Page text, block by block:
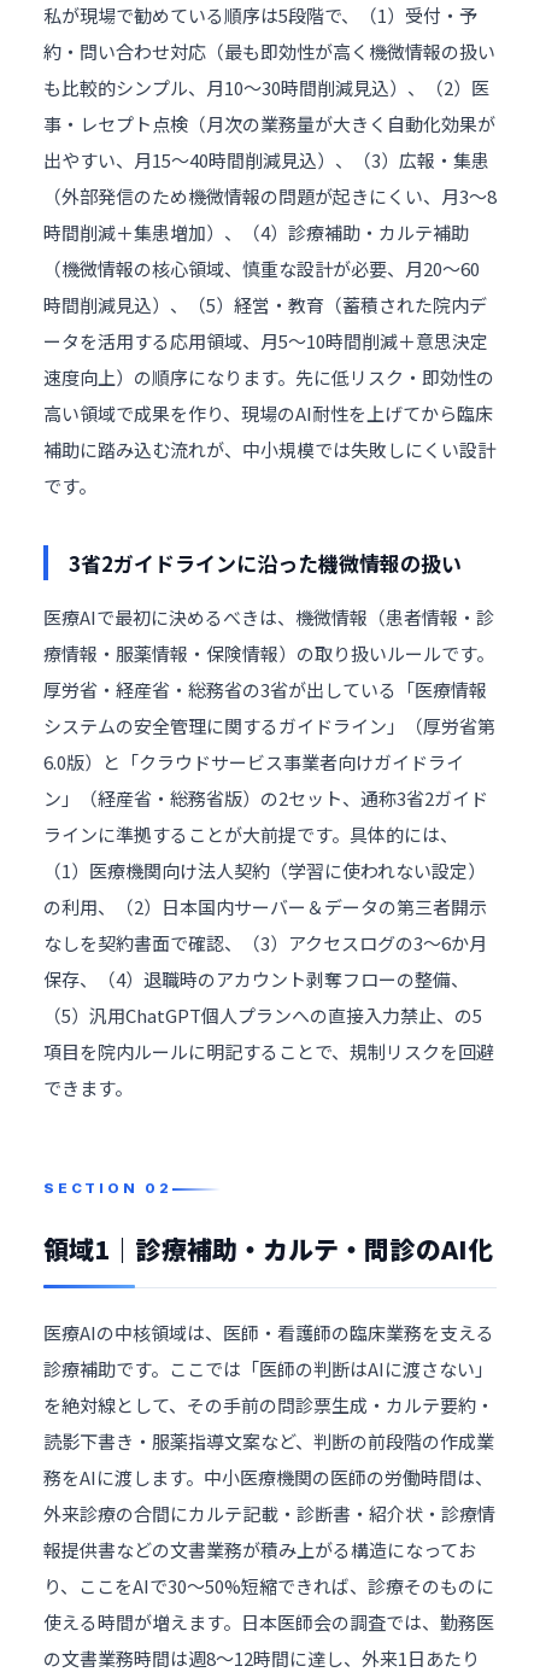
私が現場で勧めている順序は5段階で、（1）受付・予
約・ 問い合わせ対応 （最も即効性が高く機微情報の扱い
も比較的シンプル、月10〜30時間削減見込）、（2）医
事・レセプト点検（月次の業務量が大きく自動化効果が
出やすい、月15〜40時間削減見込）、（3）広報・集患
（外部発信のため機微情報の問題が起きにくい、月3〜8
時間削減＋集患増加）、（4）診療補助・カルテ補助
（機微情報の核心領域、慎重な設計が必要、月20〜60
時間削減見込）、（5）経営・教育（蓄積された院内デ
ータを活用する応用領域、月5〜10時間削減＋意思決定
速度向上）の順序になります。先に低リスク・即効性の
高い領域で成果を作り、現場のAI耐性を上げてから臨床
補助に踏み込む流れが、中小規模では失敗しにくい設計
です。
3省2ガイドラインに沿った機微情報の扱い
医療AIで最初に決めるべきは、機微情報（患者情報・診
療情報・服薬情報・保険情報）の取り扱いルールです。
厚労省・経産省・総務省の3省が出している「医療情報
システムの安全管理に関するガイドライン」（厚労省第
6.0版）と「クラウドサービス事業者向けガイドライ
ン」（経産省・総務省版）の2セット、通称3省2ガイド
ラインに準拠することが大前提です。具体的には、
（1）医療機関向け法人契約（学習に使われない設定）
の利用、（2）日本国内サーバー＆データの第三者開示
なしを契約書面で確認、（3）アクセスログの3〜6か月
保存、（4）退職時のアカウント剥奪フローの整備、
（5）汎用ChatGPT個人プランへの直接入力禁止、の5
項目を院内ルールに明記することで、規制リスクを回避
できます。
領域1｜診療補助・カルテ・問診のAI化
医療AIの中核領域は、医師・看護師の臨床業務を支える
診療補助です。ここでは「医師の判断はAIに渡さない」
を絶対線として、その手前の問診票生成・カルテ要約・
読影下書き・服薬指導文案など、判断の前段階の作成業
務をAIに渡します。中小医療機関の医師の労働時間は、
外来診療の合間にカルテ記載・診断書・紹介状・診療情
報提供書などの文書業務が積み上がる構造になってお
り、ここをAIで30〜50%短縮できれば、診療そのものに
使える時間が増えます。日本医師会の調査では、勤務医
の文書業務時間は週8〜12時間に達し、外来1日あたり